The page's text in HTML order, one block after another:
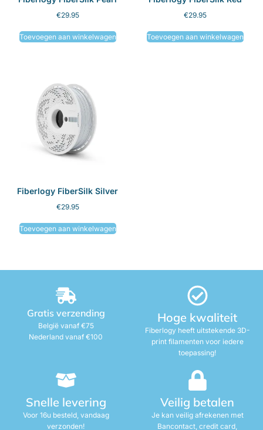
€29.95
Toevoegen aan winkelwagen
€29.95
Toevoegen aan winkelwagen
Fiberlogy FiberSilk Silver
€29.95
Toevoegen aan winkelwagen
Gratis verzending
België vanaf €75
Nederland vanaf €100
Hoge kwaliteit
Fiberlogy heeft uitstekende 3D-
print filamenten voor iedere
toepassing!
Snelle levering
Voor 16u besteld, vandaag
verzonden!
Veilig betalen
Je kan veilig afrekenen met
Bancontact, credit card,